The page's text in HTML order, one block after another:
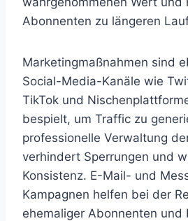
Abonnenten zu längeren
Marketingmaßnahmen sind
Social-Media-Kanäle wie
TikTok und
bespielt, um Traffic zu
professionelle Verwaltung
verhindert Sperrungen und
Konsistenz. E-Mail- und
Kampagnen helfen bei der
ehemaliger Abonnenten und